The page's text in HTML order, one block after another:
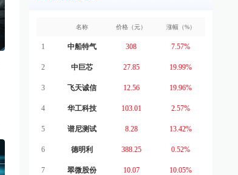
名称 价格（元） 涨幅（%）
1 中船特气 308 7.57%
2 中巨芯 27.85 19.99%
3 飞天诚信 12.56 19.96%
4 华工科技 103.01 2.57%
5 谱尼测试 8.28 13.42%
6 德明利 388.25 0.52%
7 翠微股份 10.07 10.05%